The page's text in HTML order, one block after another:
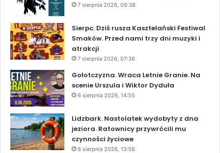
7 sierpnia 2026, 09:38
Sierpc. Dziś rusza Kasztelański Festiwal
Smaków. Przed nami trzy dni muzyki i
atrakcji
7 sierpnia 2026, 07:36
Gołotczyzna. Wraca Letnie Granie. Na
scenie Urszula i Wiktor Dyduła
6 sierpnia 2026, 14:55
Lidzbark. Nastolatek wydobyty z dna
jeziora. Ratownicy przywrócili mu
czynności życiowe
6 sierpnia 2026, 13:56